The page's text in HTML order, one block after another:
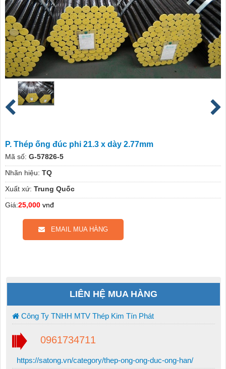
P. Thép ống đúc phi 21.3 x dày 2.77mm
Mã số: G-57826-5
Nhãn hiệu: TQ
Xuất xứ: Trung Quốc
Giá:25,000 vnđ
EMAIL MUA HÀNG
LIÊN HỆ MUA HÀNG
Công Ty TNHH MTV Thép Kim Tín Phát
0961734711
https://satong.vn/category/thep-ong-ong-duc-ong-han/